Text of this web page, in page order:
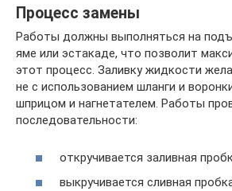
Процесс замены
Работы должны выполняться на
яме или эстакаде, что позволит
этот процесс. Заливку жидкости
не с использованием шланги и
шприцом и нагнетателем. Работы
последовательности:
откручивается заливная
выкручивается сливная